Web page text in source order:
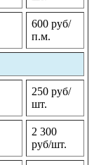
600 руб/
п.м.
250 руб/
шт.
2 300
руб/шт.